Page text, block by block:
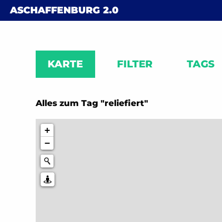
Skip to content
ASCHAFFENBURG 2.0
KARTE FILTER TAGS
Alles zum Tag "reliefiert"
+
−